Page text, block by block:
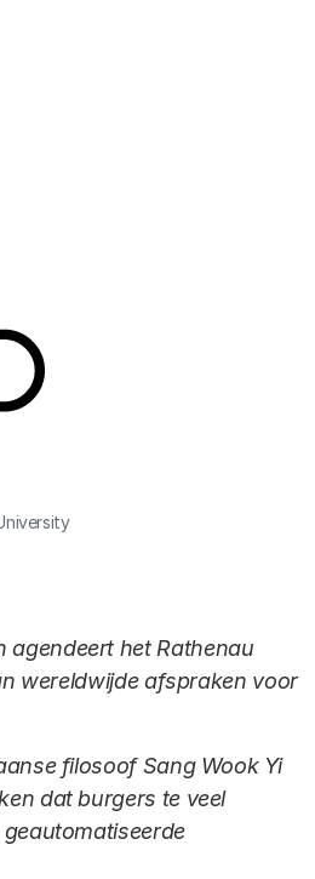
en ambtenaren sociale
agendeert het Rathenau
wereldwijde afspraken voor
filosoof Sang Wook Yi
dat burgers te veel